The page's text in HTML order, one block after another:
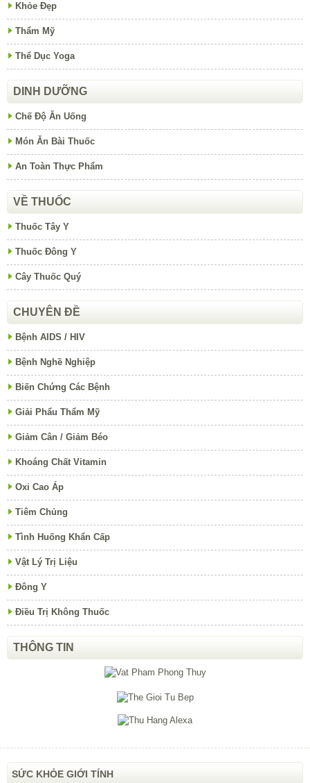
Khỏe Đẹp
Thẩm Mỹ
Thể Dục Yoga
DINH DƯỠNG
Chế Độ Ăn Uống
Món Ăn Bài Thuốc
An Toàn Thực Phẩm
VỀ THUỐC
Thuốc Tây Y
Thuốc Đông Y
Cây Thuốc Quý
CHUYÊN ĐỀ
Bệnh AIDS / HIV
Bệnh Nghề Nghiệp
Biến Chứng Các Bệnh
Giải Phẩu Thẩm Mỹ
Giảm Cân / Giảm Béo
Khoáng Chất Vitamin
Oxi Cao Áp
Tiêm Chủng
Tình Huống Khẩn Cấp
Vật Lý Trị Liệu
Đông Y
Điều Trị Không Thuốc
THÔNG TIN
SỨC KHỎE GIỚI TÍNH